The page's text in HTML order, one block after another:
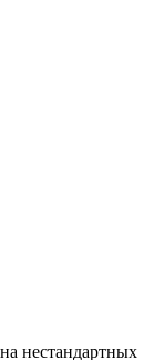
нестандартных